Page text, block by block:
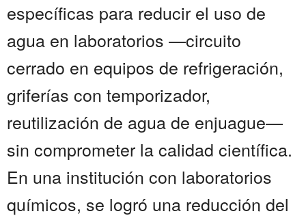
específicas para reducir el uso de
agua en laboratorios —circuito
cerrado en equipos de refrigeración,
griferías con temporizador,
reutilización de agua de enjuague—
sin comprometer la calidad científica.
En una institución con laboratorios
químicos, se logró una reducción del